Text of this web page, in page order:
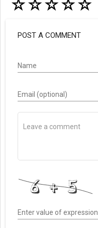
☆☆☆☆☆
POST A COMMENT
Name
Email (optional)
Enter value of expression